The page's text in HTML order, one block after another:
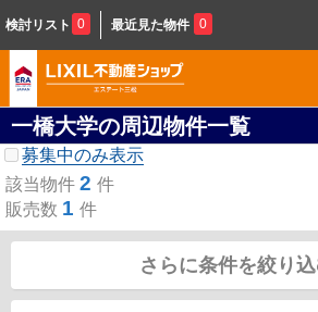
検討リスト 0 最近見た物件 0
一橋大学の周辺物件一覧
募集中のみ表示
該当物件 2 件
販売数 1 件
さらに条件を絞り